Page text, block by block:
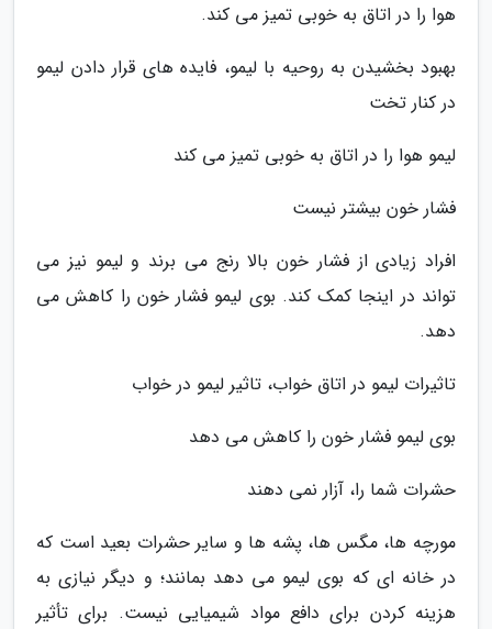
هوا را در اتاق به خوبی تمیز می کند.
بهبود بخشیدن به روحیه با لیمو، فایده های قرار دادن لیمو
در کنار تخت
لیمو هوا را در اتاق به خوبی تمیز می کند
فشار خون بیشتر نیست
افراد زیادی از فشار خون بالا رنج می برند و لیمو نیز می
تواند در اینجا کمک کند. بوی لیمو فشار خون را کاهش می
دهد.
تاثیرات لیمو در اتاق خواب، تاثیر لیمو در خواب
بوی لیمو فشار خون را کاهش می دهد
حشرات شما را، آزار نمی دهند
مورچه ها، مگس ها، پشه ها و سایر حشرات بعید است که
در خانه ای که بوی لیمو می دهد بمانند؛ و دیگر نیازی به
هزینه کردن برای دافع مواد شیمیایی نیست. برای تأثیر